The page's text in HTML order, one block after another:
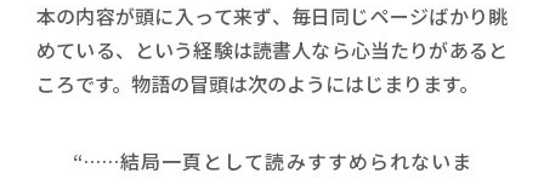
本の内容が頭に入って来ず、毎日同じページばかり眺
めている、という経験は読書人なら心当たりがあると
ころです。物語の冒頭は次のようにはじまります。
“……結局一頁として読みすすめられないま